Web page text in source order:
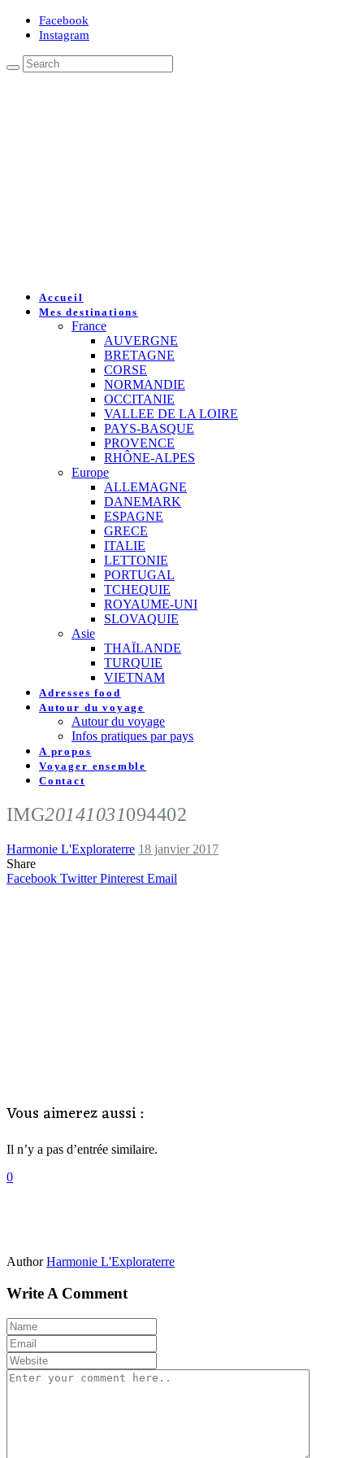
Facebook
Instagram
Accueil
Mes destinations
France
AUVERGNE
BRETAGNE
CORSE
NORMANDIE
OCCITANIE
VALLEE DE LA LOIRE
PAYS-BASQUE
PROVENCE
RHÔNE-ALPES
Europe
ALLEMAGNE
DANEMARK
ESPAGNE
GRECE
ITALIE
LETTONIE
PORTUGAL
TCHEQUIE
ROYAUME-UNI
SLOVAQUIE
Asie
THAÏLANDE
TURQUIE
VIETNAM
Adresses food
Autour du voyage
Autour du voyage
Infos pratiques par pays
A propos
Voyager ensemble
Contact
IMG20141031094402
Harmonie L'Exploraterre 18 janvier 2017
Share
Facebook Twitter Pinterest Email
Vous aimerez aussi :
Il n’y a pas d’entrée similaire.
0
Author Harmonie L'Exploraterre
Write A Comment